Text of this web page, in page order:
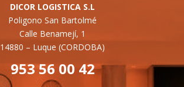
DICOR LOGISTICA S.L
Poligono San Bartolmé
Calle Benamejí, 1
14880 – Luque (CORDOBA)
953 56 00 42